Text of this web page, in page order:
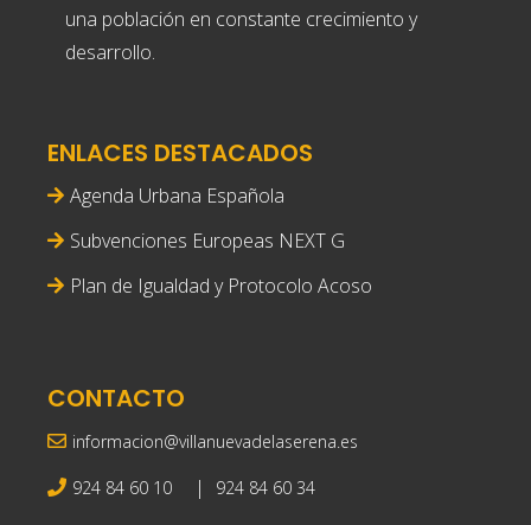
una población en constante crecimiento y
desarrollo.
ENLACES DESTACADOS
Agenda Urbana Española
Subvenciones Europeas NEXT G
Plan de Igualdad y Protocolo Acoso
CONTACTO
informacion@villanuevadelaserena.es
924 84 60 10 | 924 84 60 34